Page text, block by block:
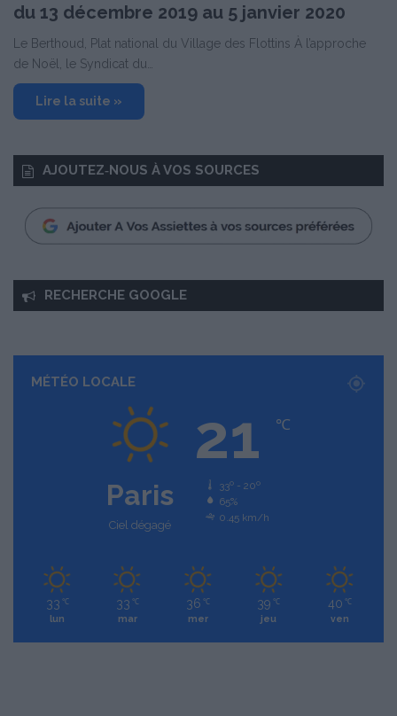
du 13 décembre 2019 au 5 janvier 2020
Le Berthoud, Plat national du Village des Flottins À l’approche
de Noël, le Syndicat du…
Lire la suite »
AJOUTEZ‑NOUS À VOS SOURCES
RECHERCHE GOOGLE
MÉTÉO LOCALE
Paris
Ciel dégagé
21 ℃
33º - 20º
65%
0.45 km/h
33 ℃
lun
33 ℃
mar
36 ℃
mer
39 ℃
jeu
40 ℃
ven